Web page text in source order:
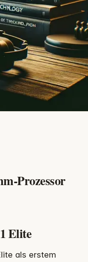
Prozessor
Elite
als erstem